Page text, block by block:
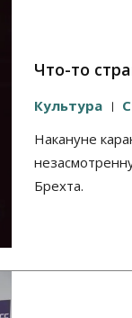
Что-то
Культура
Накануне
Брехта.